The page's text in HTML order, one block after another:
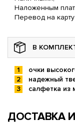
Наложенным
Перевод на карту
В
очки
надежный
салфетка
ДОСТАВКА